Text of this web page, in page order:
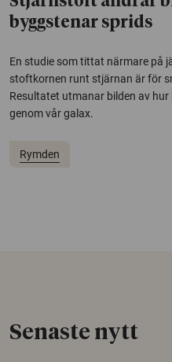
byggstenar sprids
En studie som tittat närmare på
stoftkornen runt stjärnan är för
Resultatet utmanar bilden av
genom vår galax.
Rymden
Senaste nytt